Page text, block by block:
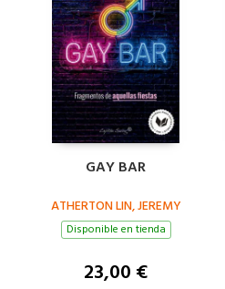
GAY BAR
ATHERTON LIN, JEREMY
Disponible en tienda
23,00 €